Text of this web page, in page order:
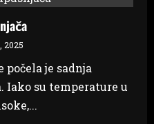
2025
počela je sadnja
Iako su temperature u